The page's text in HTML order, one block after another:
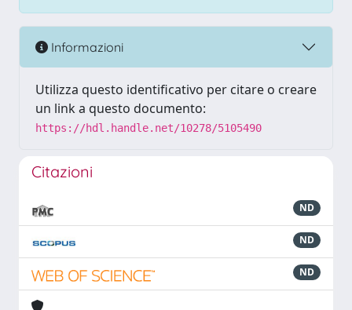
Informazioni
Utilizza questo identificativo per citare o creare
un link a questo documento:
https://hdl.handle.net/10278/5105490
Citazioni
ND
ND
ND